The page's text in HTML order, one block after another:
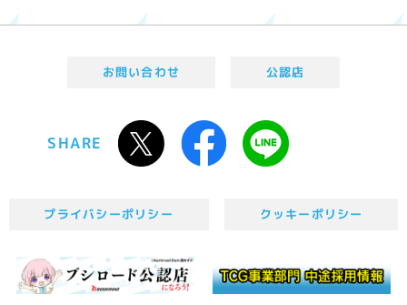
お問い合わせ 公認店
SHARE
プライバシーポリシー クッキーポリシー